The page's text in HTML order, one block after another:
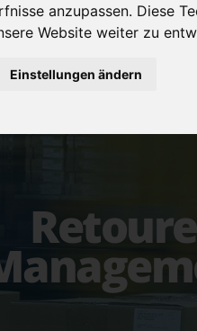
anzupassen. Diese
Website weiter zu
Einstellungen ändern